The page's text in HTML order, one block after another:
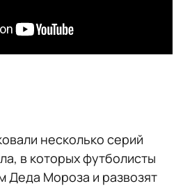
несколько серий
в которых футболисты
Деда Мороза и развозят